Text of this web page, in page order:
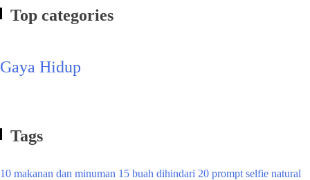
Top categories
Gaya Hidup
Tags
10 makanan dan minuman 15 buah dihindari 20 prompt selfie natural